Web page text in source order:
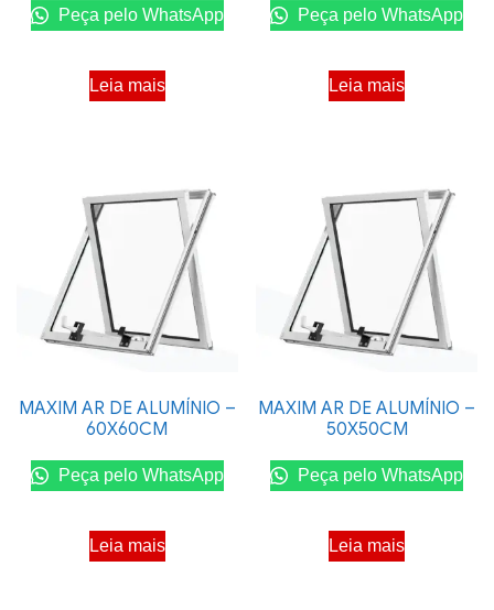
Peça pelo WhatsApp
Leia mais
Peça pelo WhatsApp
Leia mais
MAXIM AR DE ALUMÍNIO –
60X60CM
Peça pelo WhatsApp
Leia mais
MAXIM AR DE ALUMÍNIO –
50X50CM
Peça pelo WhatsApp
Leia mais